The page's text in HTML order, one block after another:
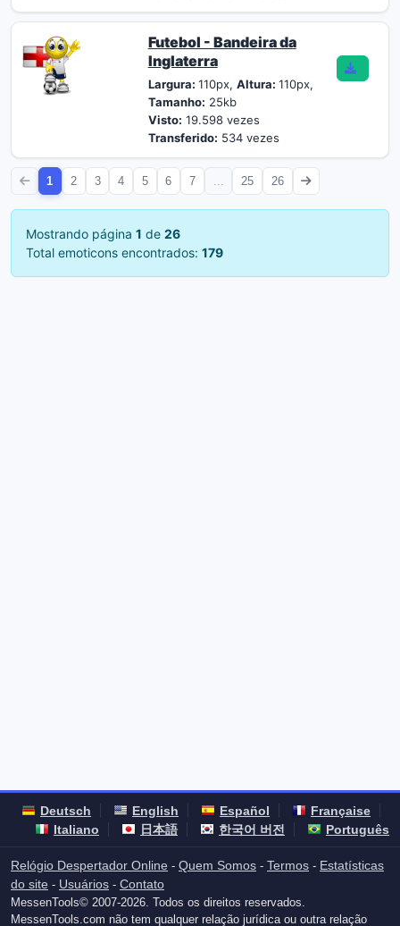
Futebol - Bandeira da
Inglaterra
Largura: 110px, Altura: 110px,
Tamanho: 25kb
Visto: 19.598 vezes
Transferido: 534 vezes
1 2 3 4 5 6 7 25 26
Mostrando página 1 de 26
Total emoticons encontrados: 179
Deutsch English Español
Française
Italiano
日本語 한국어 버전 Português
Relógio Despertador Online - Quem Somos - Termos - Estatísticas
do site - Usuários - Contato
MessenTools© 2007-2026. Todos os direitos reservados.
MessenTools.com não tem qualquer relação jurídica ou outra relação